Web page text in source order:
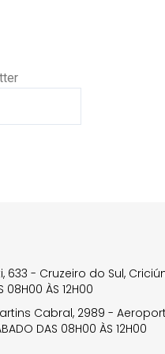
633 - Cruzeiro do Sul,
08H00 ÀS 12H00
Cabral, 2989 -
DAS 08H00 ÀS 12H00